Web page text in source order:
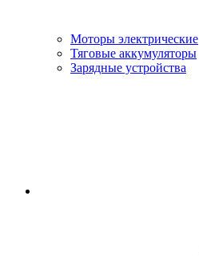
Моторы электрические
Тяговые аккумуляторы
Зарядные устройства